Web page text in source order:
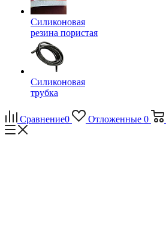
Силиконовая
резина пористая
Силиконовая
трубка
Сравнение0 Отложенные 0